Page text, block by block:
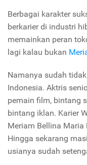
Berbagai karakter
berkarier di industri
memainkan peran
lagi kalau bukan
Namanya sudah
Indonesia. Aktris
pemain film, bintang
bintang iklan. Karier
Meriam Bellina
Hingga sekarang
usianya sudah